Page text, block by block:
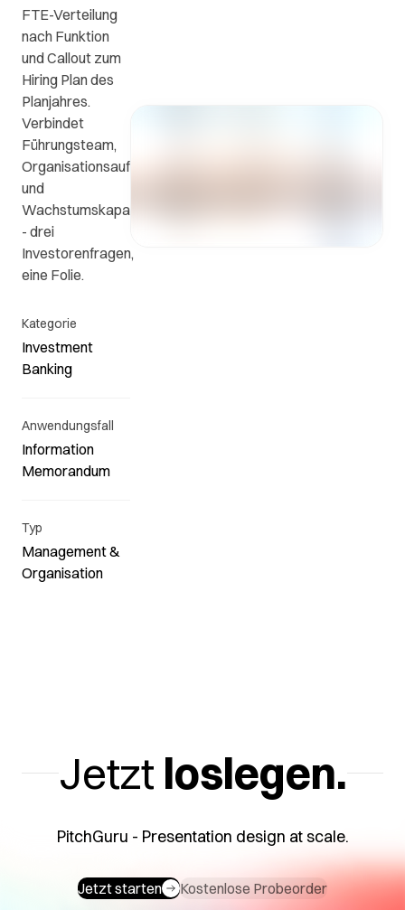
FAQs
Die
wichtigsten
Fragen
und
Antworten.
FTE-Verteilung
nach Funktion
und Callout zum
Hiring Plan des
Planjahres.
Verbindet
Führungsteam,
Organisationsaufbau
und
Wachstumskapazität
- drei
Investorenfragen,
eine Folie.
Kategorie
Investment
Banking
Anwendungsfall
Information
Memorandum
Typ
Management &
Organisation
Jetzt loslegen.
PitchGuru - Presentation design at scale.
Jetzt starten Kostenlose Probeorder